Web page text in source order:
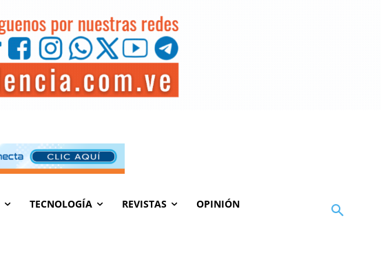
TECNOLOGÍA REVISTAS OPINIÓN